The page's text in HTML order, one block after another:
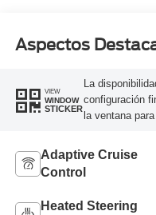
Aspectos
VIEW
WINDOW
STICKER
La
configuración
la ventana
Adaptive Cruise
Control
Heated Steering